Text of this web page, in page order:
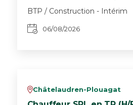
BTP / Construction - Intérim
06/08/2026
vChâtelaudren-Plouagat